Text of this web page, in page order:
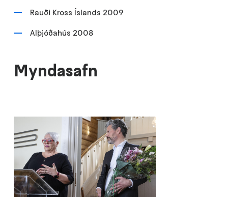
Rauði Kross Íslands 2009
Alþjóðahús 2008
Myndasafn